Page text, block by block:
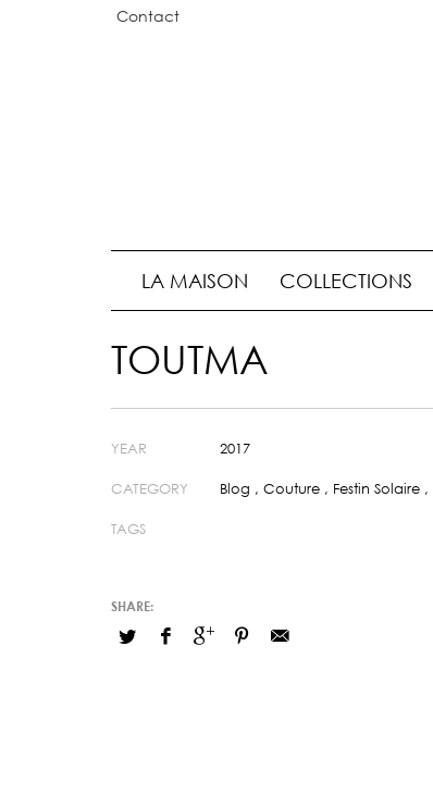
Contact
LA MAISON COLLECTIONS
TOUTMA
YEAR 2017
CATEGORY Blog , Couture , Festin Solaire ,
TAGS